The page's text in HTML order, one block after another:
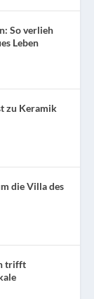
So verlieh
Leben
zu Keramik
die Villa des
trifft